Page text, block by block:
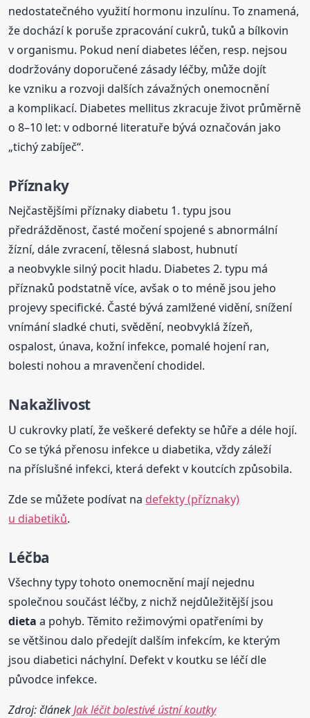
nedostatečného využití hormonu inzulínu. To znamená,
že dochází k poruše zpracování cukrů, tuků a bílkovin
v organismu. Pokud není diabetes léčen, resp. nejsou
dodržovány doporučené zásady léčby, může dojít
ke vzniku a rozvoji dalších závažných onemocnění
a komplikací. Diabetes mellitus zkracuje život průměrně
o 8–10 let: v odborné literatuře bývá označován jako
„tichý zabíječ“.
Příznaky
Nejčastějšími příznaky diabetu 1. typu jsou
předrážděnost, časté močení spojené s abnormální
žízní, dále zvracení, tělesná slabost, hubnutí
a neobvykle silný pocit hladu. Diabetes 2. typu má
příznaků podstatně více, avšak o to méně jsou jeho
projevy specifické. Časté bývá zamlžené vidění, snížení
vnímání sladké chuti, svědění, neobvyklá žízeň,
ospalost, únava, kožní infekce, pomalé hojení ran,
bolesti nohou a mravenčení chodidel.
Nakažlivost
U cukrovky platí, že veškeré defekty se hůře a déle hojí.
Co se týká přenosu infekce u diabetika, vždy záleží
na příslušné infekci, která defekt v koutcích způsobila.
Zde se můžete podívat na defekty (příznaky)
u diabetiků.
Léčba
Všechny typy tohoto onemocnění mají nejednu
společnou součást léčby, z nichž nejdůležitější jsou
dieta a pohyb. Těmito režimovými opatřeními by
se většinou dalo předejít dalším infekcím, ke kterým
jsou diabetici náchylní. Defekt v koutku se léčí dle
původce infekce.
Zdroj: článekJak léčit bolestivé ústní koutky